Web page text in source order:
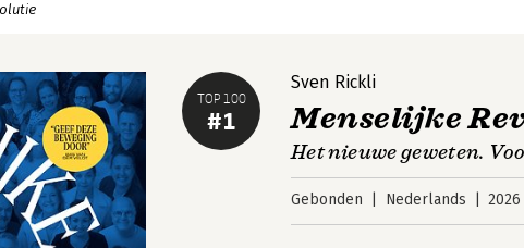
TOP 100
#1
Sven Rickli
Menselijke
Het nieuwe geweten.
Gebonden Nederlands 2026